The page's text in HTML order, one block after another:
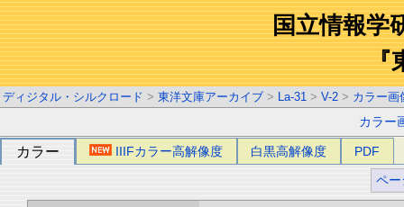
国立情報学
『
ディジタル・シルクロード > 東洋文庫アーカイブ > La-31 > V-2 > カラー画
カラー
カラー IIIFカラー高解像度 白黒高解像度 PDF
ペー